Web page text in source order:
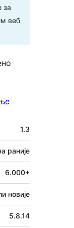
за
веб
1.3
раније
6.000+
новије
5.8.14